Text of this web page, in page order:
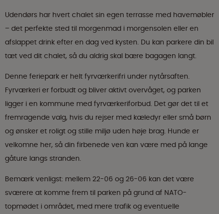
Udendørs har hvert chalet sin egen terrasse med havemøbler
– det perfekte sted til morgenmad i morgensolen eller en
afslappet drink efter en dag ved kysten. Du kan parkere din bil
tæt ved dit chalet, så du aldrig skal bære bagagen langt.
Denne feriepark er helt fyrværkerifri under nytårsaften.
Fyrværkeri er forbudt og bliver aktivt overvåget, og parken
ligger i en kommune med fyrværkeriforbud. Det gør det til et
fremragende valg, hvis du rejser med kæledyr eller små børn
og ønsker et roligt og stille miljø uden høje brag. Hunde er
velkomne her, så din firbenede ven kan være med på lange
gåture langs stranden.
Bemærk venligst: mellem 22-06 og 26-06 kan det være
sværere at komme frem til parken på grund af NATO-
topmødet i området, med mere trafik og eventuelle